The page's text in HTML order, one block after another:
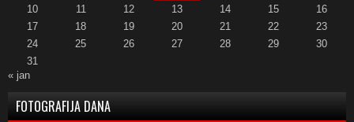
10
11 12 13 14 15
16
17
18 19 20 21 22
23
24
25 26 27 28 29
30
31
« jan
FOTOGRAFIJA DANA